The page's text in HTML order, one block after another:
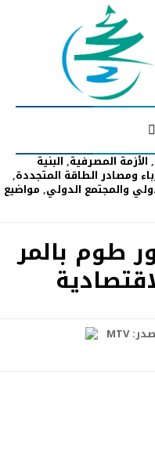
,الأزمة المصرفية,البنية
ومصادر الطاقة المتجددة,
والمجتمع الدولي, مواضيع
طوم بالمر
MTV